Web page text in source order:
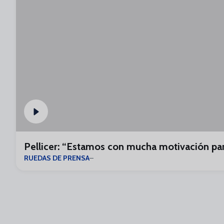
Pellicer: “Estamos con mucha motivación
RUEDAS DE PRENSA